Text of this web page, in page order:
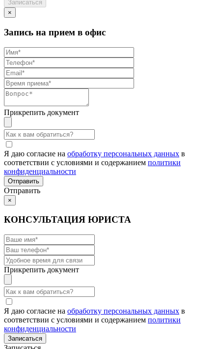
×
Запись на прием в офис
Прикрепить документ
Я даю согласие на обработку персональных данных в
соответствии с условиями и содержанием политики
конфиденциальности
Отправить
×
КОНСУЛЬТАЦИЯ ЮРИСТА
Прикрепить документ
Я даю согласие на обработку персональных данных в
соответствии с условиями и содержанием политики
конфиденциальности